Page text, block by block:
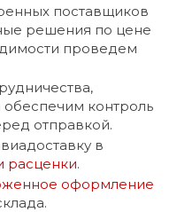
поставщиков
решения по цене
проведем
обеспечим контроль
отправкой.
в
расценки.
оформление